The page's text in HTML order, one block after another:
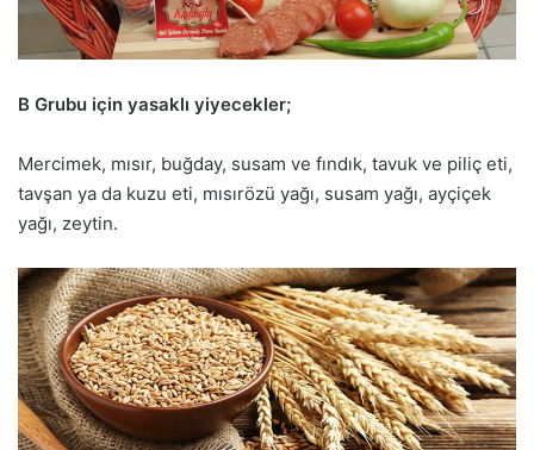
B Grubu için yasaklı yiyecekler;
Mercimek, mısır, buğday, susam ve fındık, tavuk ve piliç eti,
tavşan ya da kuzu eti, mısırözü yağı, susam yağı, ayçiçek
yağı, zeytin.